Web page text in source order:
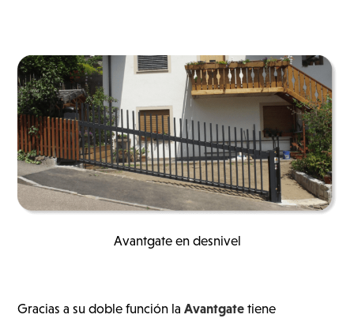
Avantgate en desnivel
Gracias a su doble función laAvantgate tiene